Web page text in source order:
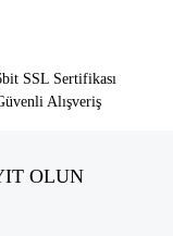
SSL Sertifikası
Alışveriş
OLUN